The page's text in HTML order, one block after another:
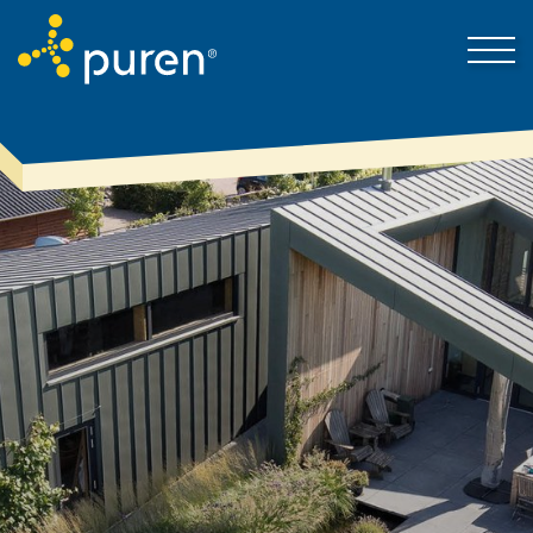
Darum puren
Kontakt
Produkte & Lösungen
Mein Bereich